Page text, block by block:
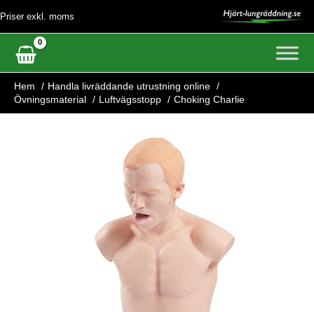
innehåll
Priser exkl. moms
Hem
Handla livräddande utrustning online
Övningsmaterial
Luftvägsstopp Choking Charlie